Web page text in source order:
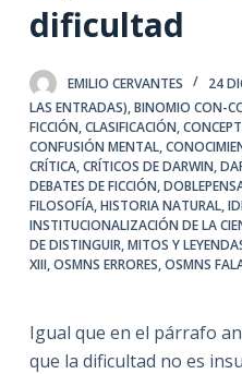
o
dificultad
EMILIO CERVANTES 24
LAS ENTRADAS),BINOMIO CON-
FICCIÓN,CLASIFICACIÓN,
CONFUSIÓN MENTAL,
CRÍTICA,CRÍTICOS DE DARWIN,
DEBATES DE FICCIÓN,
FILOSOFÍA,HISTORIA NATURAL,
INSTITUCIONALIZACIÓN DE LA
DE DISTINGUIR,MITOS Y
XIII,OSMNS ERRORES,OSMNS
Igual que en el párrafo
que la dificultad no es